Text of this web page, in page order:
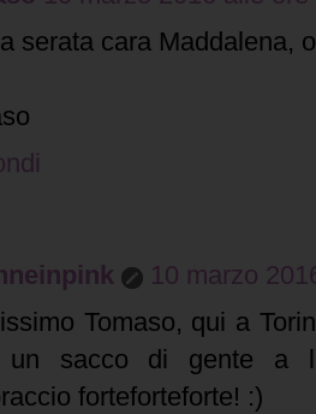
serata cara Maddalena,
10 marzo
Tomaso, qui a
un sacco di gente a
forteforteforte! :)